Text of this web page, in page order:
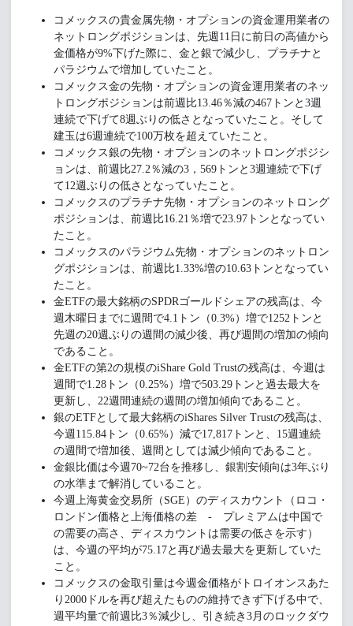
コメックスの貴金属先物・オプションの資金運用業者の
ネットロングポジションは、先週11日に前日の高値から
金価格が9%下げた際に、金と銀で減少し、プラチナと
パラジウムで増加していたこと。
コメックス金の先物・オプションの資金運用業者のネッ
トロングポジションは前週比13.46％減の467トンと3週
連続で下げて8週ぶりの低さとなっていたこと。そして
建玉は6週連続で100万枚を超えていたこと。
コメックス銀の先物・オプションのネットロングポジシ
ョンは、前週比27.2％減の3，569トンと3週連続で下げ
て12週ぶりの低さとなっていたこと。
コメックスのプラチナ先物・オプションのネットロング
ポジションは、前週比16.21％増で23.97トンとなってい
たこと。
コメックスのパラジウム先物・オプションのネットロン
グポジションは、前週比1.33%増の10.63トンとなってい
たこと。
金ETFの最大銘柄のSPDRゴールドシェアの残高は、今
週木曜日までに週間で4.1トン（0.3%）増で1252トンと
先週の20週ぶりの週間の減少後、再び週間の増加の傾向
であること。
金ETFの第2の規模のiShare Gold Trustの残高は、今週は
週間で1.28トン（0.25%）増で503.29トンと過去最大を
更新し、22週間連続の週間の増加傾向であること。
銀のETFとして最大銘柄のiShares Silver Trustの残高は、
今週115.84トン（0.65%）減で17,817トンと、15週連続
の週間で増加後、週間としては減少傾向であること。
金銀比価は今週70~72台を推移し、銀割安傾向は3年ぶり
の水準まで解消していること。
今週上海黄金交易所（SGE）のディスカウント（ロコ・
ロンドン価格と上海価格の差 - プレミアムは中国で
の需要の高さ、ディスカウントは需要の低さを示す）
は、今週の平均が75.17と再び過去最大を更新していた
こと。
コメックスの金取引量は今週金価格がトロイオンスあた
り2000ドルを再び超えたものの維持できず下げる中で、
週平均量で前週比3％減少し、引き続き3月のロックダウ